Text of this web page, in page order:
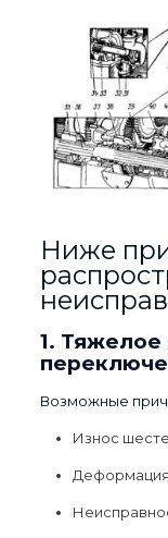
Ниже
1.
Возможные
Износ
Деформация